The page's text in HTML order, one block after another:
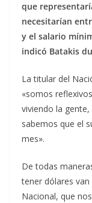
que
necesitarían
y el salario
indicó Batakis
La titular del
«somos
viviendo la
sabemos que el
mes».
De todas
tener dólares
Nacional, que